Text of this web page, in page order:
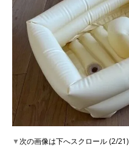
▼次の画像は下へスクロール (2/21)